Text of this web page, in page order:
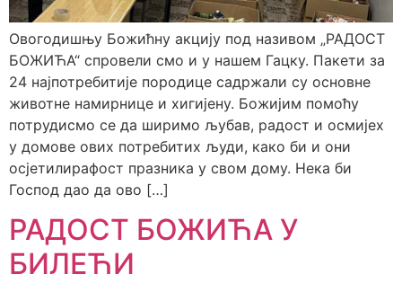
Овогодишњу Божићну акцију под називом „РАДОСТ
БОЖИЋА“ спровели смо и у нашем Гацку. Пакети за
24 најпотребитије породице садржали су основне
животне намирнице и хигијену. Божијим помоћу
потрудисмо се да ширимо љубав, радост и осмијех
у домове ових потребитих људи, како би и они
осјетилирафост празника у свом дому. Нека би
Господ дао да ово […]
РАДОСТ БОЖИЋА У
БИЛЕЋИ